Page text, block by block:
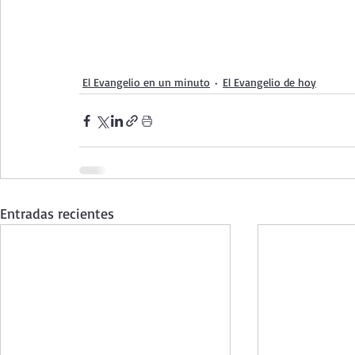
El Evangelio en un minuto El Evangelio de hoy
Entradas recientes